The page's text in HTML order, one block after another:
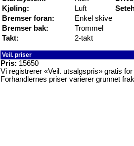
Kjøling:
Luft
Bremser foran:
Enkel skive
Bremser bak:
Trommel
Takt:
2-takt
Veil. priser
Pris: 15650
Vi registrerer «Veil. utsalgspris» gratis
Forhandlernes priser varierer grunnet